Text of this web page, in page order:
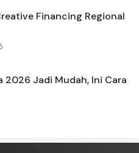
Financing Regional
2026 Jadi Mudah, Ini Cara